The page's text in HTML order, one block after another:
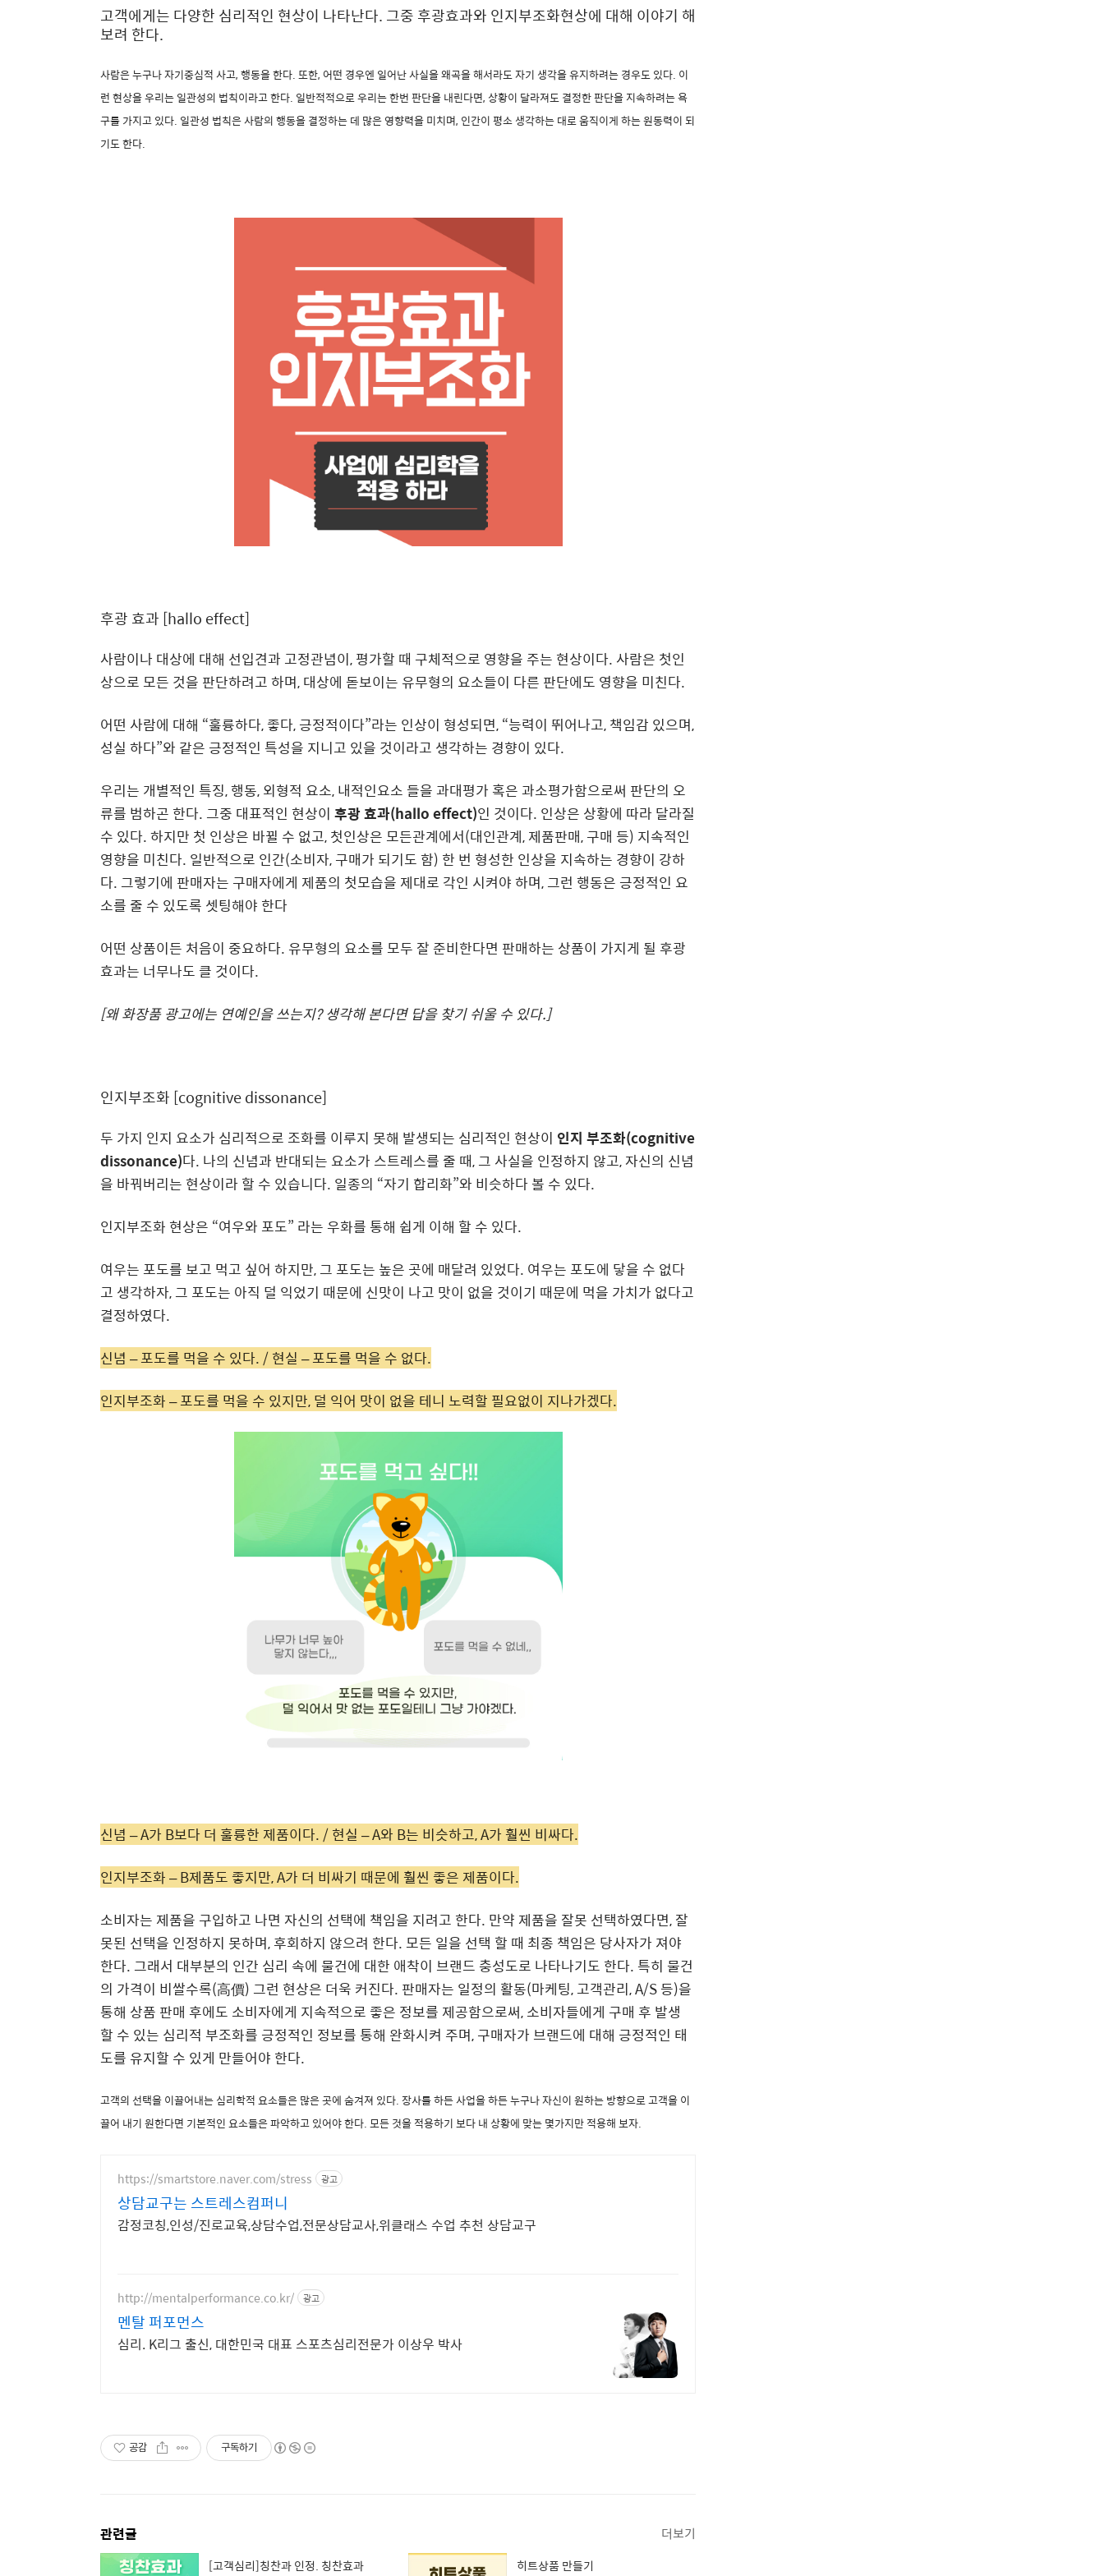
고객에게는 다양한 심리적인 현상이 나타난다. 그중 후광효과와 인지부조화현상에 대해 이야기 해
보려 한다.
사람은 누구나 자기중심적 사고,행동을 한다.또한, 어떤 경우엔 일어난 사실을 왜곡을 해서라도 자기 생각을 유지하려는 경우도 있다. 이
런 현상을 우리는 일관성의 법칙이라고 한다. 일반적적으로 우리는 한번 판단을 내린다면, 상황이 달라져도 결정한 판단을 지속하려는 욕
구를 가지고 있다. 일관성 법칙은 사람의 행동을 결정하는 데 많은 영향력을 미치며, 인간이 평소 생각하는 대로 움직이게 하는 원동력이 되
기도 한다.
후광 효과 [hallo effect]
사람이나 대상에 대해 선입견과 고정관념이,평가할 때 구체적으로 영향을 주는 현상이다. 사람은 첫인
상으로 모든 것을 판단하려고 하며,대상에 돋보이는 유무형의 요소들이 다른 판단에도 영향을 미친다.
어떤 사람에 대해 “훌륭하다,좋다,긍정적이다”라는 인상이 형성되면, “능력이 뛰어나고,책임감 있으며,
성실 하다”와 같은 긍정적인 특성을 지니고 있을 것이라고 생각하는 경향이 있다.
우리는 개별적인 특징,행동,외형적 요소,내적인요소 들을 과대평가 혹은 과소평가함으로써 판단의 오
류를 범하곤 한다. 그중 대표적인 현상이 후광 효과(hallo effect)인 것이다. 인상은 상황에 따라 달라질
수 있다.하지만 첫 인상은 바뀔 수 없고,첫인상은 모든관계에서(대인관계,제품판매,구매 등) 지속적인
영향을 미친다. 일반적으로 인간(소비자,구매가 되기도 함) 한 번 형성한 인상을 지속하는 경향이 강하
다. 그렇기에 판매자는 구매자에게 제품의 첫모습을 제대로 각인 시켜야 하며,그런 행동은 긍정적인 요
소를 줄 수 있도록 셋팅해야 한다
어떤 상품이든 처음이 중요하다. 유무형의 요소를 모두 잘 준비한다면 판매하는 상품이 가지게 될 후광
효과는 너무나도 클 것이다.
[왜 화장품 광고에는 연예인을 쓰는지?생각해 본다면 답을 찾기 쉬울 수 있다.]
인지부조화 [cognitive dissonance]
두 가지 인지 요소가 심리적으로 조화를 이루지 못해 발생되는 심리적인 현상이 인지 부조화(cognitive
dissonance)다. 나의 신념과 반대되는 요소가 스트레스를 줄 때,그 사실을 인정하지 않고,자신의 신념
을 바꿔버리는 현상이라 할 수 있습니다. 일종의 “자기 합리화”와 비슷하다 볼 수 있다.
인지부조화 현상은 “여우와 포도” 라는 우화를 통해 쉽게 이해 할 수 있다.
여우는 포도를 보고 먹고 싶어 하지만,그 포도는 높은 곳에 매달려 있었다. 여우는 포도에 닿을 수 없다
고 생각하자,그 포도는 아직 덜 익었기 때문에 신맛이 나고 맛이 없을 것이기 때문에 먹을 가치가 없다고
결정하였다.
신념 – 포도를 먹을 수 있다. / 현실 – 포도를 먹을 수 없다.
인지부조화 – 포도를 먹을 수 있지만, 덜 익어 맛이 없을 테니 노력할 필요없이 지나가겠다.
신념 – A가 B보다 더 훌륭한 제품이다. / 현실 – A와 B는 비슷하고, A가 훨씬 비싸다.
인지부조화 – B제품도 좋지만, A가 더 비싸기 때문에 훨씬 좋은 제품이다.
소비자는 제품을 구입하고 나면 자신의 선택에 책임을 지려고 한다. 만약 제품을 잘못 선택하였다면,잘
못된 선택을 인정하지 못하며,후회하지 않으려 한다. 모든 일을 선택 할 때 최종 책임은 당사자가 져야
한다. 그래서 대부분의 인간 심리 속에 물건에 대한 애착이 브랜드 충성도로 나타나기도 한다.특히 물건
의 가격이 비쌀수록(高價) 그런 현상은 더욱 커진다. 판매자는 일정의 활동(마케팅,고객관리, A/S등)을
통해 상품 판매 후에도 소비자에게 지속적으로 좋은 정보를 제공함으로써,소비자들에게 구매 후 발생
할 수 있는 심리적 부조화를 긍정적인 정보를 통해 완화시켜 주며,구매자가 브랜드에 대해 긍정적인 태
도를 유지할 수 있게 만들어야 한다.
고객의 선택을 이끌어내는 심리학적 요소들은 많은 곳에 숨겨져 있다.장사를 하든 사업을 하든 누구나 자신이 원하는 방향으로 고객을 이
끌어 내기 원한다면 기본적인 요소들은 파악하고 있어야 한다.모든 것을 적용하기 보다 내 상황에 맞는 몇가지만 적용해 보자.
https://smartstore.naver.com/stress 광고
상담교구는 스트레스컴퍼니
감정코칭,인성/진로교육,상담수업,전문상담교사,위클래스 수업 추천 상담교구
http://mentalperformance.co.kr/ 광고
멘탈 퍼포먼스
심리. K리그 출신, 대한민국 대표 스포츠심리전문가 이상우 박사
공감 구독하기
관련글 더보기
[고객심리]칭찬과 인정. 칭찬효과 히트상품 만들기